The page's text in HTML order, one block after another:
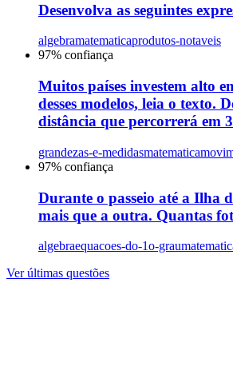
Desenvolva as seguintes
algebramatematicaprodutos-notaveis
97% confiança
Muitos países investem alto
desses modelos, leia o texto.
distância que percorrerá em
grandezas-e-medidasmatematica
97% confiança
Durante o passeio até a Ilha
mais que a outra. Quantas
algebraequacoes-do-1o-grau
Ver últimas questões